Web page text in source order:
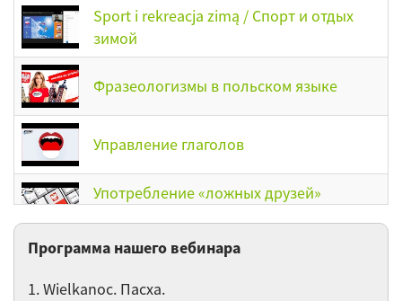
Sport i rekreacja zimą / Спорт и отдых
зимой
Фразеологизмы в польском языке
Управление глаголов
Употребление «ложных друзей»
Употребление «ложных друзей»
Программа нашего вебинара
1. Wielkanoc. Пасха.